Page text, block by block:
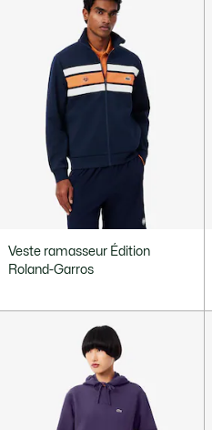
Veste ramasseur Édition
Roland-Garros